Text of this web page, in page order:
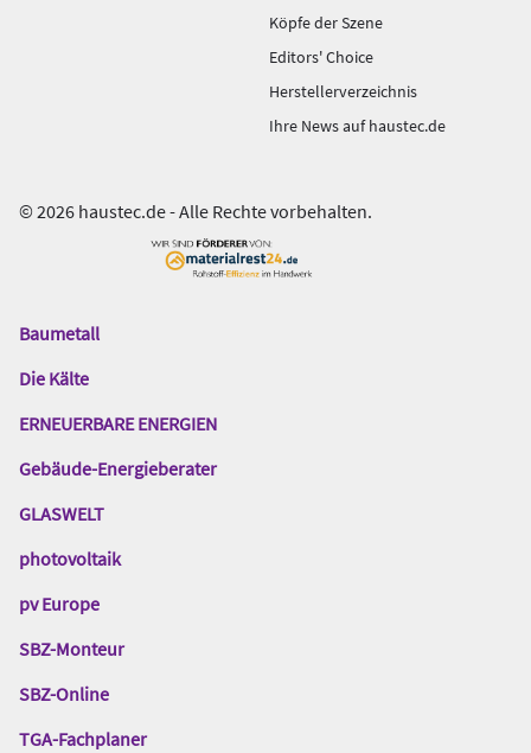
Köpfe der Szene
Editors' Choice
Herstellerverzeichnis
Ihre News auf haustec.de
© 2026 haustec.de - Alle Rechte vorbehalten.
Das
Gentner
Baumetall
Die Kälte
ERNEUERBARE ENERGIEN
Gebäude-Energieberater
GLASWELT
photovoltaik
pv Europe
SBZ-Monteur
SBZ-Online
TGA-Fachplaner